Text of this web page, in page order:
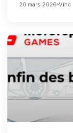
20 mars 2026 Vinc